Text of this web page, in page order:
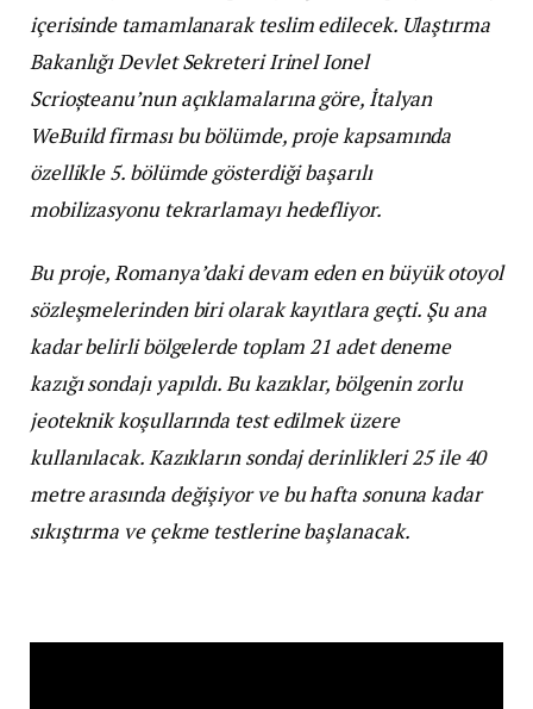
içerisinde tamamlanarak teslim edilecek. Ulaştırma
Bakanlığı Devlet Sekreteri Irinel Ionel
Scrioșteanu’nun açıklamalarına göre, İtalyan
WeBuild firması bu bölümde, proje kapsamında
özellikle 5. bölümde gösterdiği başarılı
mobilizasyonu tekrarlamayı hedefliyor.
Bu proje, Romanya’daki devam eden en büyük otoyol
sözleşmelerinden biri olarak kayıtlara geçti. Şu ana
kadar belirli bölgelerde toplam 21 adet deneme
kazığı sondajı yapıldı. Bu kazıklar, bölgenin zorlu
jeoteknik koşullarında test edilmek üzere
kullanılacak. Kazıkların sondaj derinlikleri 25 ile 40
metre arasında değişiyor ve bu hafta sonuna kadar
sıkıştırma ve çekme testlerine başlanacak.